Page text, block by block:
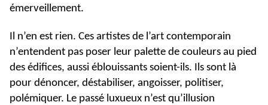
émerveillement.
Il n’en est rien. Ces artistes de l’art contemporain
n’entendent pas poser leur palette de couleurs au pied
des édifices, aussi éblouissants soient-ils. Ils sont là
pour dénoncer, déstabiliser, angoisser, politiser,
polémiquer. Le passé luxueux n’est qu’illusion